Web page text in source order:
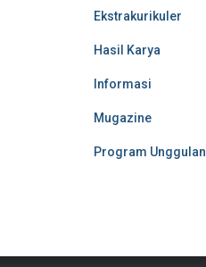
Ekstrakurikuler
Hasil Karya
Informasi
Mugazine
Program Unggulan